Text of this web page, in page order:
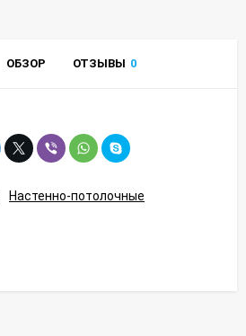
ОБЗОР ОТЗЫВЫ 0
Настенно-потолочные